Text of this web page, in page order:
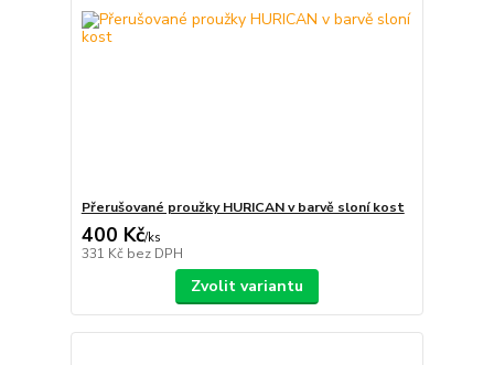
Přerušované proužky HURICAN v barvě sloní kost
400 Kč/ks
331 Kč bez DPH
Zvolit variantu